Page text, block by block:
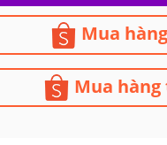
Mua
Mua hàng